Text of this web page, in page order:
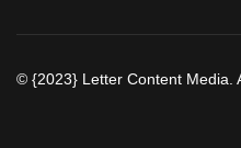
© {2023} Letter Content Media.